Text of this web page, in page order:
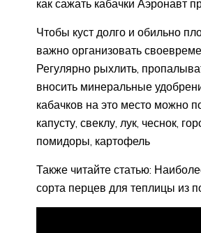
как сажать кабачки Аэронавт
Чтобы куст долго и обильно
важно организовать
Регулярно рыхлить,
вносить минеральные
кабачков на это место можно
капусту, свеклу, лук, чеснок,
помидоры, картофель
Также читайте статью:
сорта перцев для теплицы из